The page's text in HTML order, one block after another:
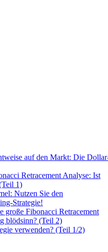
auf den Markt: Die
Retracement Analyse: Ist
1)
Nutzen Sie den
Strategie!
große Fibonacci Retracement
blödsinn? (Teil 2)
verwenden? (Teil 1/2)